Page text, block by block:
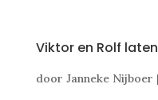
Viktor en Rolf
door Janneke Nijboer |